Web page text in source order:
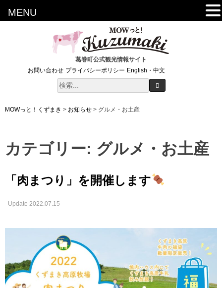
葛巻町公式観光情報サイト
お問い合わせ プライバシーポリシー English・中文
MOWっと！くずまき > お知らせ > グルメ・お土産
カテゴリー: グルメ・お土産
「肉まつり」を開催します
Update 2022.07.15
MENU